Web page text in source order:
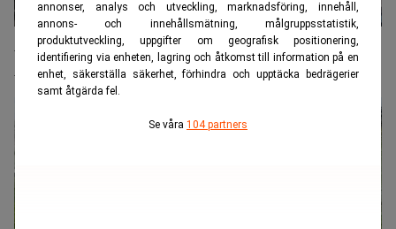
annonser, analys och utveckling, marknadsföring, innehåll,
annons- och innehållsmätning, målgruppsstatistik,
produktutveckling, uppgifter om geografisk positionering,
identifiering via enheten, lagring och åtkomst till information på en
enhet, säkerställa säkerhet, förhindra och upptäcka bedrägerier
samt åtgärda fel.
Se våra 104 partners
Akut brist på arbetskraft efter razzior i Los
Angeles